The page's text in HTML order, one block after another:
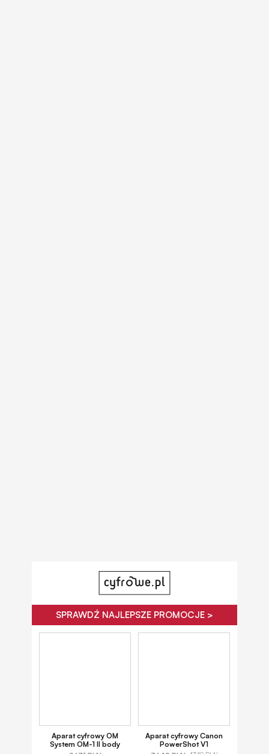
SPRAWDŹ NAJLEPSZE PROMOCJE >
Aparat cyfrowy OM
System OM-1 II body
Aparat cyfrowy Canon
PowerShot V1